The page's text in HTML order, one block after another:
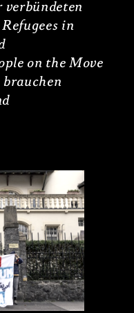
in
on the Move